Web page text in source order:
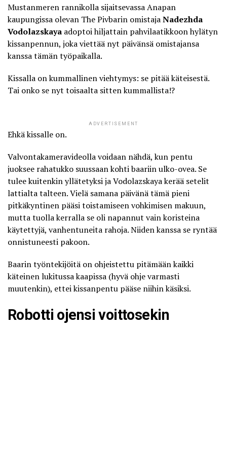
Mustanmeren rannikolla sijaitsevassa Anapan
kaupungissa olevan The Pivbarin omistajaNadezhda
Vodolazskaya adoptoi hiljattain pahvilaatikkoon hylätyn
kissanpennun, joka viettää nyt päivänsä omistajansa
kanssa tämän työpaikalla.
Kissalla on kummallinen viehtymys: se pitää käteisestä.
Tai onko se nyt toisaalta sitten kummallista!?
ADVERTISEMENT
Ehkä kissalle on.
Valvontakameravideolla voidaan nähdä, kun pentu
juoksee rahatukko suussaan kohti baariin ulko-ovea. Se
tulee kuitenkin yllätetyksi ja Vodolazskaya kerää setelit
lattialta talteen. Vielä samana päivänä tämä pieni
pitkäkyntinen pääsi toistamiseen vohkimisen makuun,
mutta tuolla kerralla se oli napannut vain koristeina
käytettyjä, vanhentuneita rahoja. Niiden kanssa se ryntää
onnistuneesti pakoon.
Baarin työntekijöitä on ohjeistettu pitämään kaikki
käteinen lukitussa kaapissa (hyvä ohje varmasti
muutenkin), ettei kissanpentu pääse niihin käsiksi.
Robotti ojensi voittosekin